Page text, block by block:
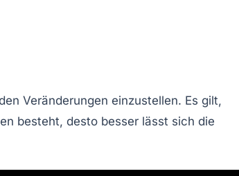
Veränderungen einzustellen. Es gilt,
besteht, desto besser lässt sich die